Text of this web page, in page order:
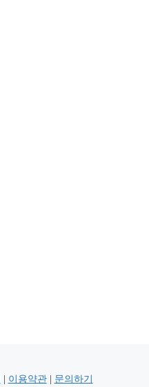
이용약관| 문의하기